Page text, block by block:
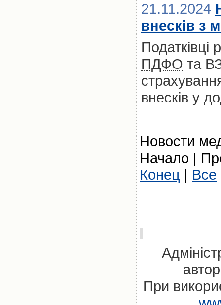
21.11.2024
внесків з
Податківці
ПДФО та
внесків у
Новости
Начало |
Конец | Все
При